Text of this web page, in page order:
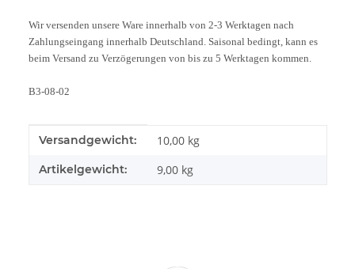
Wir versenden unsere Ware innerhalb von 2-3 Werktagen nach
Zahlungseingang innerhalb Deutschland. Saisonal bedingt, kann es
beim Versand zu Verzögerungen von bis zu 5 Werktagen kommen.
B3-08-02
Produkteigenschaft
Wert
Versandgewicht: 10,00 kg
Artikelgewicht: 9,00 kg